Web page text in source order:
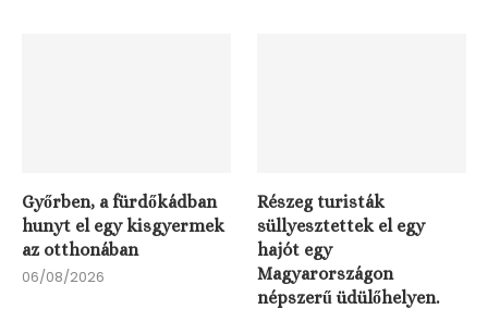
Győrben, a fürdőkádban
hunyt el egy kisgyermek
az otthonában
06/08/2026
Részeg turisták
süllyesztettek el egy
hajót egy
Magyarországon
népszerű üdülőhelyen.